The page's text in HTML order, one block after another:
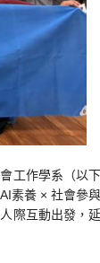
工作學系（以下
素養 × 社會參與
際互動出發，延